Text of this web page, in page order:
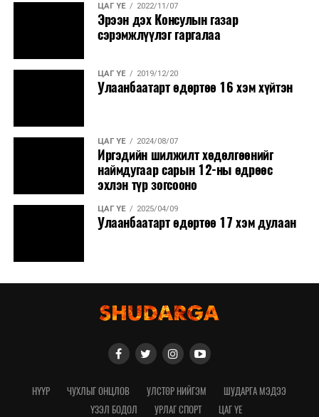
ЦАГ ҮЕ 2022/11/07
Эрээн дэх Консулын газар
сэрэмжлүүлэг гаргалаа
ЦАГ ҮЕ 2019/12/20
Улаанбаатарт өдөртөө 16 хэм хүйтэн
ЦАГ ҮЕ 2024/08/07
Иргэдийн шилжилт хөдөлгөөнийг
наймдугаар сарын 12-ны өдрөөс
эхлэн түр зогсооно
ЦАГ ҮЕ 2025/04/09
Улаанбаатарт өдөртөө 17 хэм дулаан
НҮҮР ЧУХЛЫГ ОНЦЛОВ УЛСТӨР НИЙГЭМ
ШУДАРГА МЭДЭЭ
ҮЗЭЛ БОДОЛ
УРЛАГ СПОРТ ЦАГ ҮЕ